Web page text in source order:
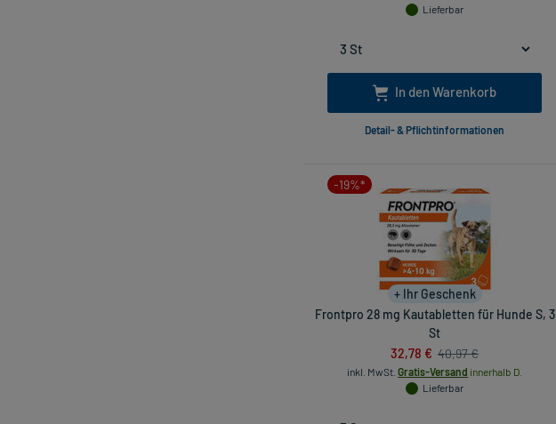
Lieferbar
In den Warenkorb
Detail- & Pflichtinformationen
-19%*
+ Ihr Geschenk
Frontpro 28 mg Kautabletten für Hunde S, 3
St
32,78 € 40,97 €
inkl. MwSt. Gratis-Versand innerhalb D.
Lieferbar